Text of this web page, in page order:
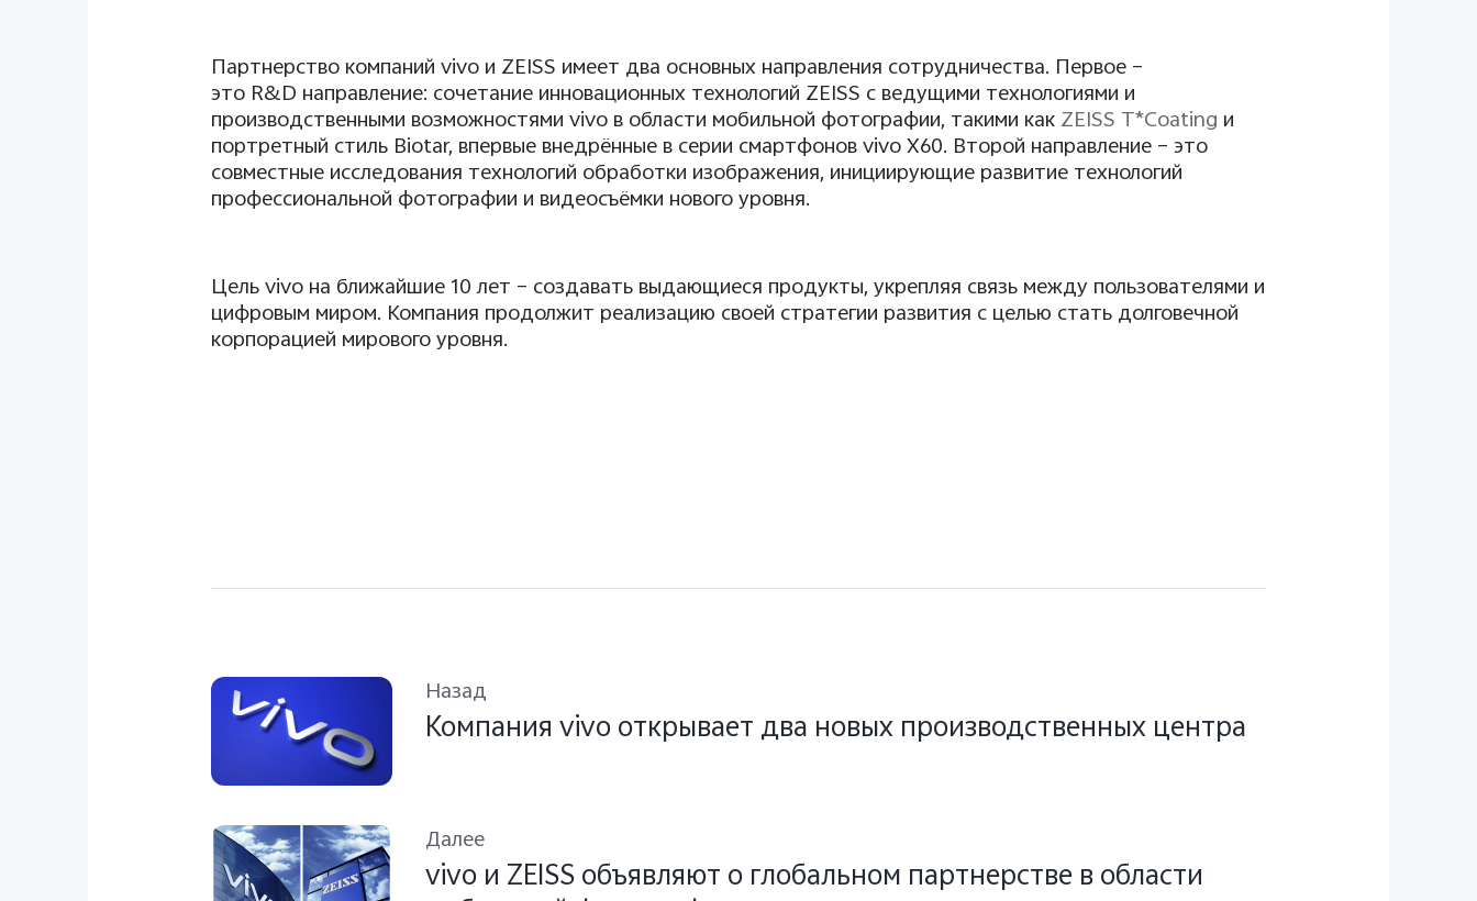
Партнерство компанийvivoи ZEISS имеет два основных направления сотрудничества. Первое –
это R&D направление: сочетание инновационных технологий ZEISS с ведущими технологиями и
производственными возможностямиvivoв области мобильной фотографии, такими какZEISS T*Coating и
портретный стиль Biotar, впервые внедрённые в серии смартфоновvivoX60. Второй направление – это
совместные исследования технологий обработки изображения, инициирующие развитие технологий
профессиональной фотографии и видеосъёмки нового уровня.
Цельvivoна ближайшие 10 лет – создавать выдающиеся продукты, укрепляя связь между пользователями и
цифровым миром. Компания продолжит реализацию своей стратегии развития с целью стать долговечной
корпорацией мирового уровня.
Назад
Компания vivo открывает два новых производственных центра
Далее
vivo и ZEISS объявляют о глобальном партнерстве в области